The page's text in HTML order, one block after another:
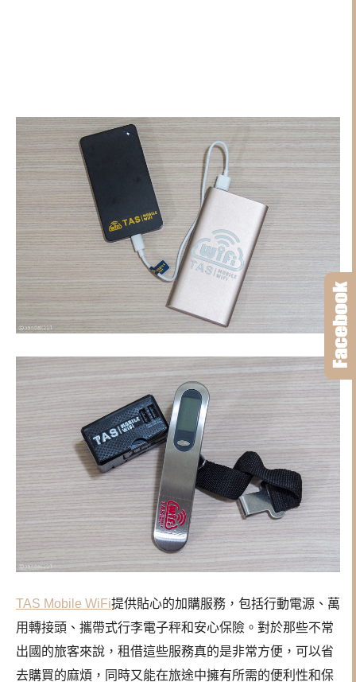
TAS Mobile WiFi提供貼心的加購服務，包括行動電源、萬
用轉接頭、攜帶式行李電子秤和安心保險。對於那些不常
出國的旅客來說，租借這些服務真的是非常方便，可以省
去購買的麻煩，同時又能在旅途中擁有所需的便利性和保